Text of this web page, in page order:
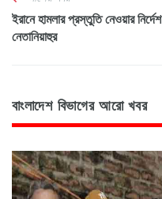
ইরানে হামলার প্রস্তুতি নেওয়ার নির্দেশ
নেতানিয়াহুর
বাংলাদেশ বিভাগের আরো খবর